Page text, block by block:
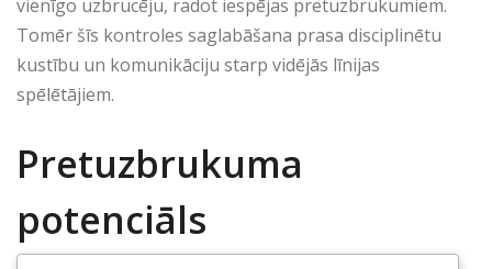
vienīgo uzbrucēju, radot iespējas pretuzbrukumiem.
Tomēr šīs kontroles saglabāšana prasa disciplinētu
kustību un komunikāciju starp vidējās līnijas
spēlētājiem.
Pretuzbrukuma
potenciāls